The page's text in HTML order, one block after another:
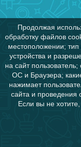
Продолжая
обработку файлов
местоположении;
устройства и
на сайт
ОС и Браузера;
нажимает
сайта и проведения
Если вы не